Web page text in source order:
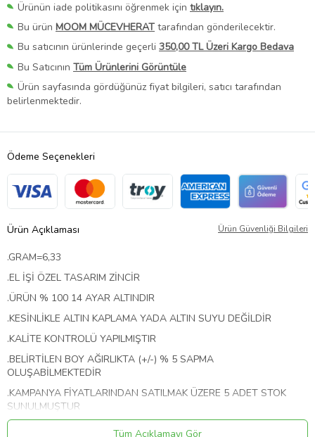
Ürünün iade politikasını öğrenmek için tıklayın.
Bu ürün MOOM MÜCEVHERAT tarafından gönderilecektir.
Bu satıcının ürünlerinde geçerli 350,00 TL Üzeri Kargo Bedava
Bu Satıcının Tüm Ürünlerini Görüntüle
Ürün sayfasında gördüğünüz fiyat bilgileri, satıcı tarafından
belirlenmektedir.
Ödeme Seçenekleri
Ürün Açıklaması Ürün Güvenliği Bilgileri
.GRAM=6,33
.EL İŞİ ÖZEL TASARIM ZİNCİR
.ÜRÜN % 100 14 AYAR ALTINDIR
.KESİNLİKLE ALTIN KAPLAMA YADA ALTIN SUYU DEĞİLDİR
.KALİTE KONTROLÜ YAPILMIŞTIR
.BELİRTİLEN BOY AĞIRLIKTA (+/-) % 5 SAPMA
OLUŞABİLMEKTEDİR
.KAMPANYA FİYATLARINDAN SATILMAK ÜZERE 5 ADET STOK
SUNULMUŞTUR
.İNCELEMİŞ OLDUĞUNUZ ÜRÜNÜN SATIŞ FİYATINI SATICI
Tüm Açıklamayı Gör